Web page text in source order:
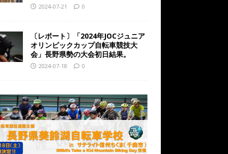
2024-07-21 0
〔レポート〕「2024年JOCジュニア
オリンピックカップ自転車競技大
会」長野県勢の大会初日結果。
2024-07-18 0